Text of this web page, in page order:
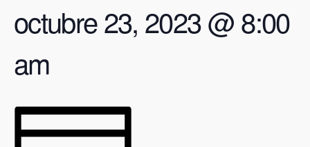
octubre 23, 2023 @ 8:00
am